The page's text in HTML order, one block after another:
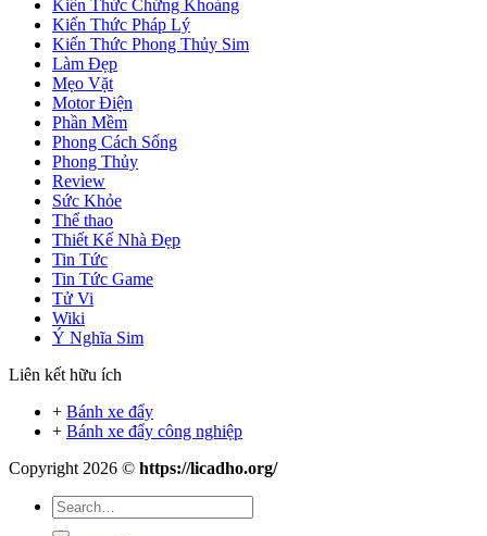
Kiến Thức Chứng Khoáng
Kiến Thức Pháp Lý
Kiến Thức Phong Thủy Sim
Làm Đẹp
Mẹo Vặt
Motor Điện
Phần Mềm
Phong Cách Sống
Phong Thủy
Review
Sức Khỏe
Thể thao
Thiết Kế Nhà Đẹp
Tin Tức
Tin Tức Game
Tử Vi
Wiki
Ý Nghĩa Sim
Liên kết hữu ích
+ Bánh xe đẩy
+ Bánh xe đẩy công nghiệp
Copyright 2026 © https://licadho.org/